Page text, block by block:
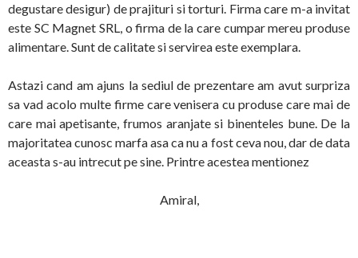
degustare desigur) de prajituri si torturi. Firma care m-a invitat
este SC Magnet SRL, o firma de la care cumpar mereu produse
alimentare. Sunt de calitate si servirea este exemplara.
Astazi cand am ajuns la sediul de prezentare am avut surpriza
sa vad acolo multe firme care venisera cu produse care mai de
care mai apetisante, frumos aranjate si binenteles bune. De la
majoritatea cunosc marfa asa ca nu a fost ceva nou, dar de data
aceasta s-au intrecut pe sine. Printre acestea mentionez
Amiral,